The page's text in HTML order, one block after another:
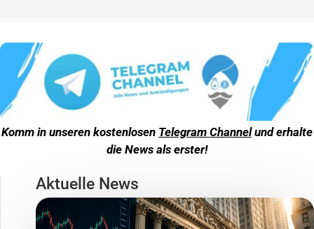
Komm in unseren kostenlosen Telegram Channelund erhalte
die News als erster!
Aktuelle News